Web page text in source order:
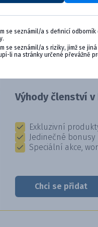
CYMEDICA
Staňte se členem
Výhody členství v
Exkluzivní
Jedinečné bonusy
Speciální akce,
Chci se přidat
se seznámil/a s definicí odborník
se seznámil/a s riziky, jimž se
li na stránky určené převážně